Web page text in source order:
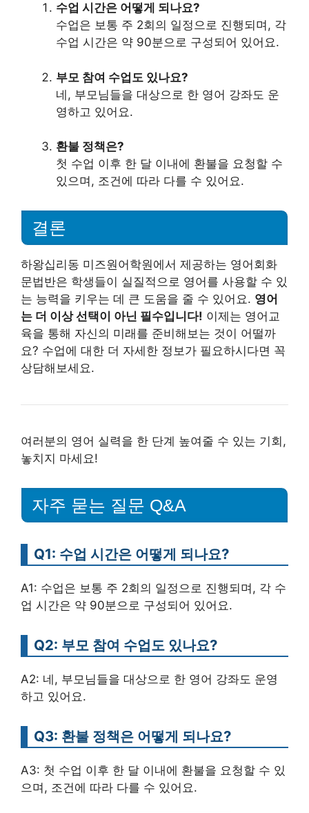
수업 시간은 어떻게 되나요?
수업은 보통 주 2회의 일정으로 진행되며, 각
수업 시간은 약 90분으로 구성되어 있어요.
부모 참여 수업도 있나요?
네, 부모님들을 대상으로 한 영어 강좌도 운
영하고 있어요.
환불 정책은?
첫 수업 이후 한 달 이내에 환불을 요청할 수
있으며, 조건에 따라 다를 수 있어요.
결론
하왕십리동 미즈원어학원에서 제공하는 영어회화
문법반은 학생들이 실질적으로 영어를 사용할 수 있
는 능력을 키우는 데 큰 도움을 줄 수 있어요. 영어
는 더 이상 선택이 아닌 필수입니다! 이제는 영어교
육을 통해 자신의 미래를 준비해보는 것이 어떨까
요? 수업에 대한 더 자세한 정보가 필요하시다면 꼭
상담해보세요.
여러분의 영어 실력을 한 단계 높여줄 수 있는 기회,
놓치지 마세요!
자주 묻는 질문 Q&A
Q1: 수업 시간은 어떻게 되나요?
A1: 수업은 보통 주 2회의 일정으로 진행되며, 각 수
업 시간은 약 90분으로 구성되어 있어요.
Q2: 부모 참여 수업도 있나요?
A2: 네, 부모님들을 대상으로 한 영어 강좌도 운영
하고 있어요.
Q3: 환불 정책은 어떻게 되나요?
A3: 첫 수업 이후 한 달 이내에 환불을 요청할 수 있
으며, 조건에 따라 다를 수 있어요.